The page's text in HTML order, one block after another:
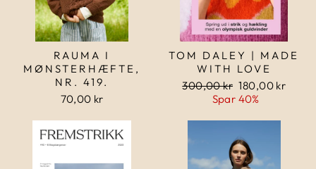
RAUMA I
MØNSTERHÆFTE,
NR. 419.
70,00 kr
TOM DALEY | MADE
WITH LOVE
Normalpris
300,00 kr Udsalgspris
180,00 kr
Spar 40%